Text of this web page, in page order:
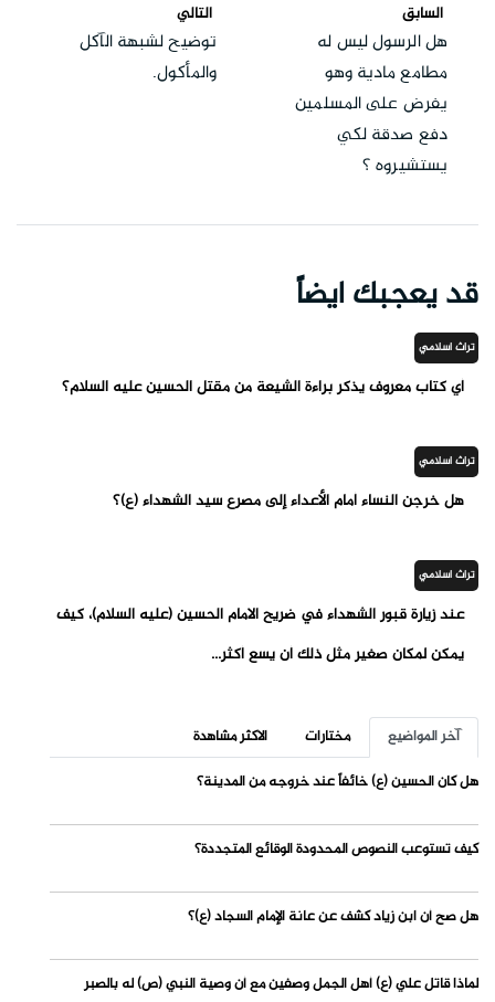
السابق
هل الرسول ليس له
مطامع مادية وهو
يفرض على المسلمين
دفع صدقة لكي
يستشيروه ؟
التالي
توضيح لشبهة الآكل
والمأكول.
قد يعجبك ايضاً
تراث اسلامي
أي كتاب معروف يذكر براءة الشيعة من مقتل الحسين عليه السلام؟
تراث اسلامي
هل خرجن النساء أمام الأعداء إلى مصرع سيد الشهداء (ع)؟
تراث اسلامي
عند زيارة قبور الشهداء في ضريح الامام الحسين (عليه السلام)، كيف
يمكن لمكان صغير مثل ذلك أن يسع أكثر...
آخر المواضيع مختارات
الاكثر مشاهدة
هل كان الحسين (ع) خائفاً عند خروجه من المدينة؟
كيف تستوعب النصوص المحدودة الوقائع المتجددة؟
هل صح أن ابن زياد كشف عن عانة الإمام السجاد (ع)؟
لماذا قاتل علي (ع) أهل الجمل وصفين مع أن وصية النبي (ص) له بالصبر